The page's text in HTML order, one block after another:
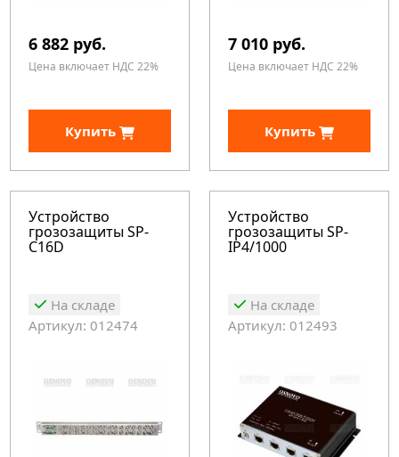
6 882 руб.
Цена включает НДС 22%
Купить
7 010 руб.
Цена включает НДС 22%
Купить
Устройство
грозозащиты SP-
C16D
На складе
Артикул: 012474
Устройство
грозозащиты SP-
IP4/1000
На складе
Артикул: 012493